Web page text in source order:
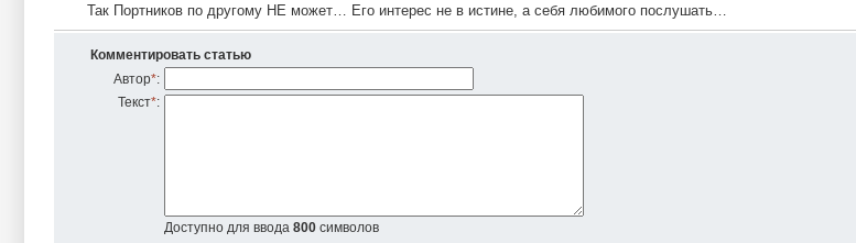
Так Портников по другому НЕ может… Его интерес не в истине, а себя любимого послушать…
Комментировать статью
Автор*:
Текст*:
Доступно для ввода 800 символов